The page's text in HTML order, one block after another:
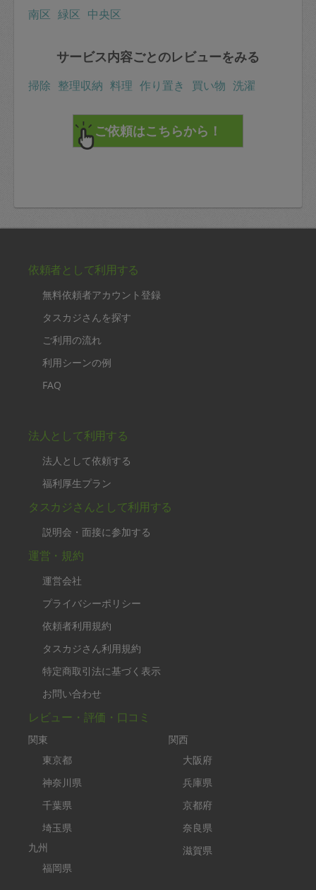
南区 緑区 中央区
サービス内容ごとのレビューをみる
掃除 整理収納 料理 作り置き 買い物 洗濯
依頼者として利用する
無料依頼者アカウント登録
タスカジさんを探す
ご利用の流れ
利用シーンの例
FAQ
法人として利用する
法人として依頼する
福利厚生プラン
タスカジさんとして利用する
説明会・面接に参加する
運営・規約
運営会社
プライバシーポリシー
依頼者利用規約
タスカジさん利用規約
特定商取引法に基づく表示
お問い合わせ
レビュー・評価・口コミ
関東
東京都
神奈川県
千葉県
埼玉県
九州
福岡県
関西
大阪府
兵庫県
京都府
奈良県
滋賀県